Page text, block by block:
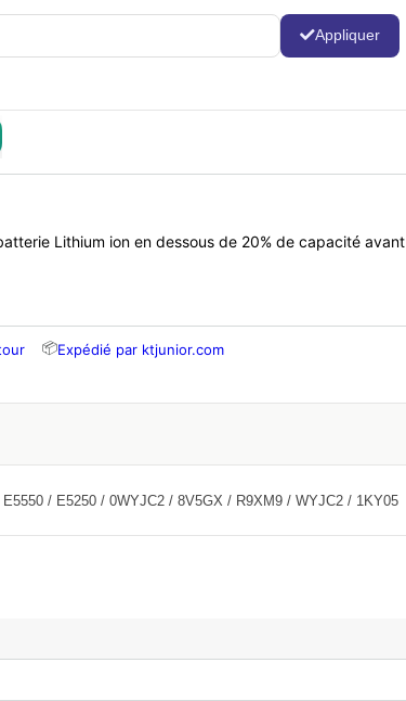
Appliquer
Lithium ion en dessous de 20% de capacité avant
📦Expédié par ktjunior.com
/ E5250 / 0WYJC2 / 8V5GX / R9XM9 / WYJC2 / 1KY05